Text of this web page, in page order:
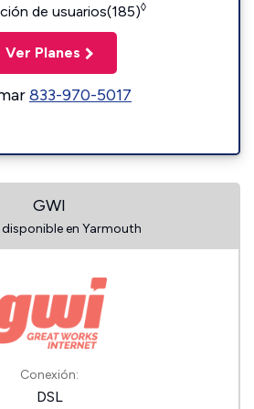
de usuarios(185)◊
Ver Planes
833-970-5017
GWI
disponible en Yarmouth
Conexión:
DSL